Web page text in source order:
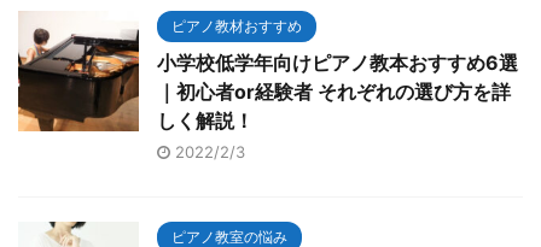
ピアノ教材おすすめ
小学校低学年向けピアノ教本おすすめ6選
｜初心者or経験者 それぞれの選び方を詳
しく解説！
2022/2/3
ピアノ教室の悩み